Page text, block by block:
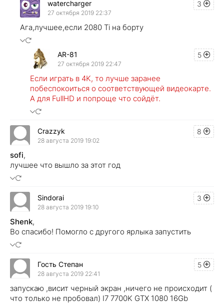
3
watercharger
27 октября 2019 22:37
Ага,лучшее,если 2080 Ti на борту
5
AR-81
27 октября 2019 22:47
Если играть в 4K, то лучше заранее
побеспокоиться о соответствующей видеокарте.
А для FullHD и попроще что сойдёт.
8
Crazzyk
28 августа 2019 19:02
sofi,
лучшее что вышло за этот год
3
Sindorai
28 августа 2019 19:10
Shenk,
Во спасибо! Помогло с другого ярлыка запустить
5
Гость Степан
28 августа 2019 22:41
запускаю ,висит черный экран ,ничего не происходит (
что только не пробовал) I7 7700K GTX 1080 16Gb